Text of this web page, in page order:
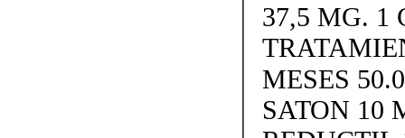
37,5 MG. 1
MESES
SATON 10